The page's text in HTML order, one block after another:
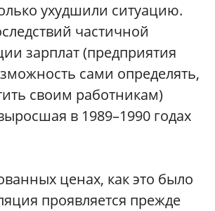
ухудшили ситуацию.
частичной
зарплат (предприятия
сами определять,
своим работникам)
в 1989–1990 годах
ценах, как это было
проявляется прежде